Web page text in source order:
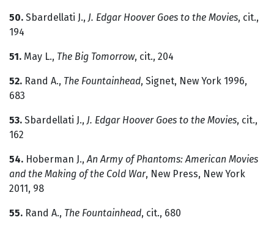
50. Sbardellati J., J. Edgar Hoover Goes to the Movies, cit.,
194
51. May L., The Big Tomorrow, cit., 204
52. Rand A., The Fountainhead, Signet, New York 1996,
683
53. Sbardellati J., J. Edgar Hoover Goes to the Movies, cit.,
162
54. Hoberman J.,An Army of Phantoms: American Movies
and the Making of the Cold War, New Press, New York
2011, 98
55. Rand A., The Fountainhead, cit., 680